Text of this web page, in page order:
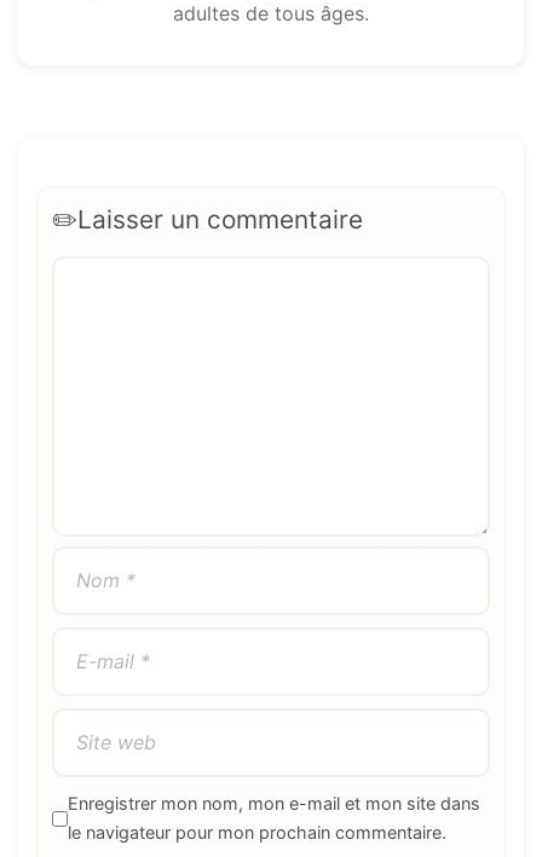
adultes de tous âges.
Laisser un commentaire
Enregistrer mon nom, mon e-mail et mon site dans
le navigateur pour mon prochain commentaire.